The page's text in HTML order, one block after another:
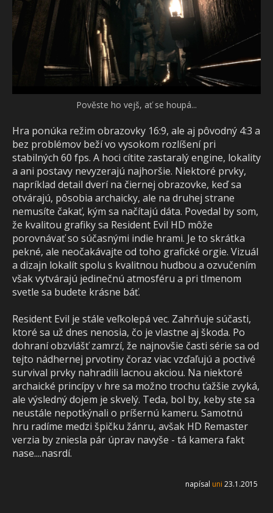
Pověste ho vejš, ať se houpá...
Hra ponúka režim obrazovky 16:9, ale aj pôvodný 4:3 a
bez problémov beží vo vysokom rozlíšení pri
stabilných 60 fps. A hoci cítite zastaralý engine, lokality
a ani postavy nevyzerajú najhoršie. Niektoré prvky,
napríklad detail dverí na čiernej obrazovke, keď sa
otvárajú, pôsobia archaicky, ale na druhej strane
nemusíte čakať, kým sa načítajú dáta. Povedal by som,
že kvalitou grafiky sa Resident Evil HD môže
porovnávať so súčasnými indie hrami. Je to skrátka
pekné, ale neočakávajte od toho grafické orgie. Vizuál
a dizajn lokalít spolu s kvalitnou hudbou a ozvučením
však vytvárajú jedinečnú atmosféru a pri tlmenom
svetle sa budete krásne báť.
Resident Evil je stále veľkolepá vec. Zahrňuje súčasti,
ktoré sa už dnes nenosia, čo je vlastne aj škoda. Po
dohraní obzvlášť zamrzí, že najnovšie časti série sa od
tejto nádhernej prvotiny čoraz viac vzďaľujú a poctivé
survival prvky nahradili lacnou akciou. Na niektoré
archaické princípy v hre sa možno trochu ťažšie zvyká,
ale výsledný dojem je skvelý. Teda, bol by, keby ste sa
neustále nepotkýnali o príšernú kameru. Samotnú
hru radíme medzi špičku žánru, avšak HD Remaster
verzia by zniesla pár úprav navyše - tá kamera fakt
nase....nasrdí.
napísal uni 23.1.2015